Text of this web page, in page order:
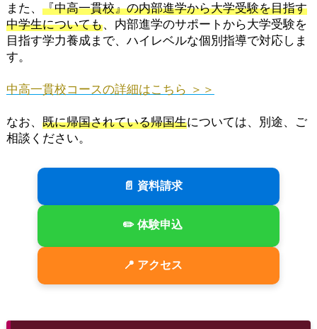
また、 『中高一貫校』の内部進学から大学受験を目指す
中学生についても、内部進学のサポートから大学受験を
目指す学力養成まで、ハイレベルな個別指導で対応しま
す。
中高一貫校コースの詳細はこちら ＞＞
なお、 既に帰国されている帰国生については、別途、ご
相談ください。
📄 資料請求
✏️ 体験申込
📍 アクセス